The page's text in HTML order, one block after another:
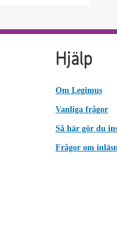
Hjälp
Om Legimus
Vanliga frågor
Så här gör du
Frågor om